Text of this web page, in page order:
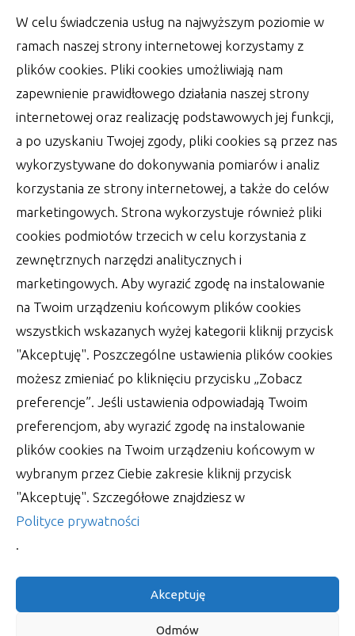
W celu świadczenia usług na najwyższym poziomie w
ramach naszej strony internetowej korzystamy z
plików cookies. Pliki cookies umożliwiają nam
zapewnienie prawidłowego działania naszej strony
internetowej oraz realizację podstawowych jej funkcji,
a po uzyskaniu Twojej zgody, pliki cookies są przez nas
wykorzystywane do dokonywania pomiarów i analiz
korzystania ze strony internetowej, a także do celów
marketingowych. Strona wykorzystuje również pliki
cookies podmiotów trzecich w celu korzystania z
zewnętrznych narzędzi analitycznych i
marketingowych. Aby wyrazić zgodę na instalowanie
na Twoim urządzeniu końcowym plików cookies
wszystkich wskazanych wyżej kategorii kliknij przycisk
"Akceptuję". Poszczególne ustawienia plików cookies
możesz zmieniać po kliknięciu przycisku „Zobacz
preferencje”. Jeśli ustawienia odpowiadają Twoim
preferencjom, aby wyrazić zgodę na instalowanie
plików cookies na Twoim urządzeniu końcowym w
wybranym przez Ciebie zakresie kliknij przycisk
"Akceptuję". Szczegółowe znajdziesz w
Polityce prywatności
.
Akceptuję
Odmów
zadbaj o oprawę zdjęć
Wśród rzeczy, które zrobić muszą Państwo
Młodzi w dniu swojego ślubu, jest wiele
szablonowych
autor: Lucjan 30 czerwca 2022
Wsparcie księgowości – zadbaj o
jednolity plik kontrolny
utrzymać na dłużej jedną pracę, wypada ciągle